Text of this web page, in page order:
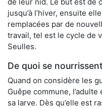
jusqu’à l’hiver, ensuite
remplacées par de
travail, tel est le cycle de
Seulles.
De quoi se
Quand on considère les
Guêpe commune,
sa larve. Dès qu’elle est